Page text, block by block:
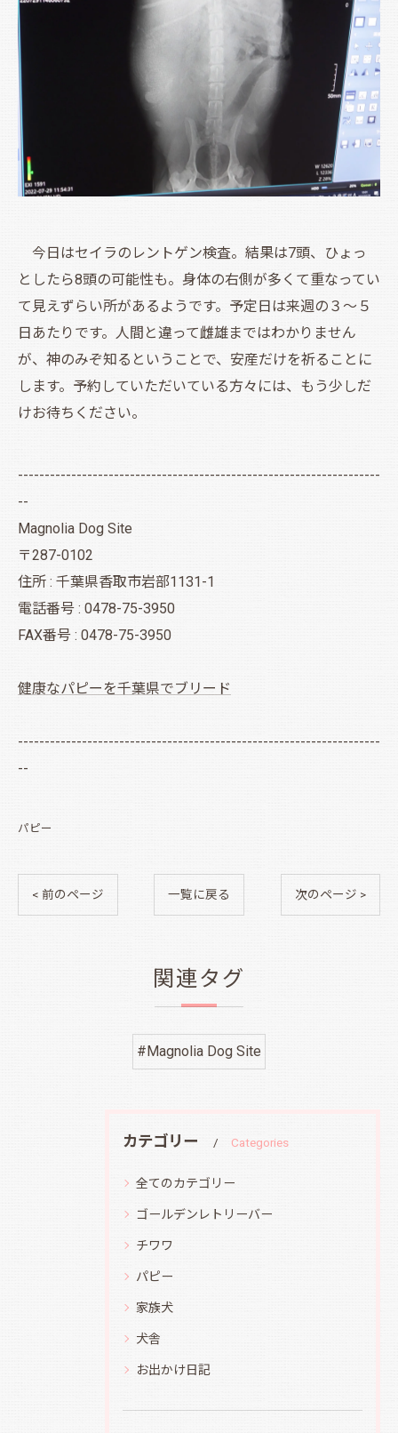
今日はセイラのレントゲン検査。結果は7頭、ひょっ
としたら8頭の可能性も。身体の右側が多くて重なってい
て見えずらい所があるようです。予定日は来週の３～５
日あたりです。人間と違って雌雄まではわかりません
が、神のみぞ知るということで、安産だけを祈ることに
します。予約していただいている方々には、もう少しだ
けお待ちください。
--------------------------------------------------------------------
--
Magnolia Dog Site
〒287-0102
住所 : 千葉県香取市岩部1131-1
電話番号 : 0478-75-3950
FAX番号 : 0478-75-3950
健康なパピーを千葉県でブリード
--------------------------------------------------------------------
--
パピー
< 前のページ 一覧に戻る 次のページ >
関連タグ
#Magnolia Dog Site
カテゴリー Categories
全てのカテゴリー
ゴールデンレトリーバー
チワワ
パピー
家族犬
犬舎
お出かけ日記